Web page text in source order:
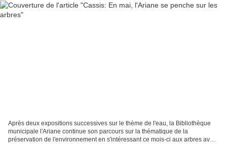
Après deux expositions successives sur le thème de l'eau, la Bibliothèque
municipale l'Ariane continue son parcours sur la thématique de la
préservation de l'environnement en s'intéressant ce mois-ci aux arbres avec